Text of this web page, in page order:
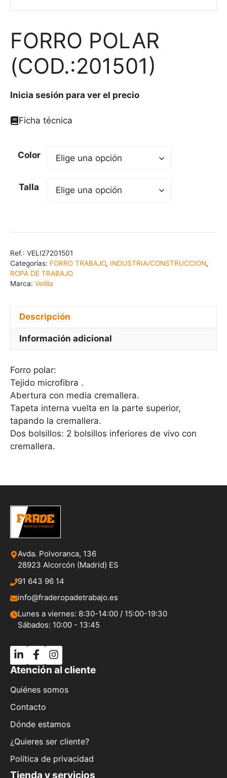
FORRO POLAR
(COD.:201501)
Inicia sesión para ver el precio
Ficha técnica
Color
Talla
Ref.: VELI27201501
Categorías: FORRO TRABAJO, INDUSTRIA/CONSTRUCCION,
ROPA DE TRABAJO
Marca: Velilla
Descripción
Información adicional
Forro polar:
Tejido microfibra .
Abertura con media cremallera.
Tapeta interna vuelta en la parte superior,
tapando la cremallera.
Dos bolsillos: 2 bolsillos inferiores de vivo con
cremallera.
Avda. Polvoranca, 136
28923 Alcorcón (Madrid) ES
91 643 96 14
info@fraderopadetrabajo.es
Lunes a viernes: 8:30-14:00 / 15:00-19:30
Sábados: 10:00 - 13:45
Atención al cliente
Quiénes somos
Contacto
Dónde estamos
¿Quieres ser cliente?
Política de privacidad
Tienda y servicios